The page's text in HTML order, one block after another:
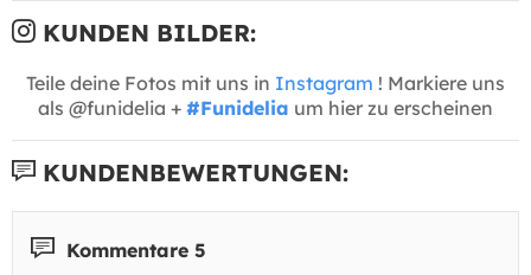
KUNDEN BILDER:
Teile deine Fotos mit uns in Instagram ! Markiere uns
als @funidelia + #Funidelia um hier zu erscheinen
KUNDENBEWERTUNGEN:
Kommentare 5